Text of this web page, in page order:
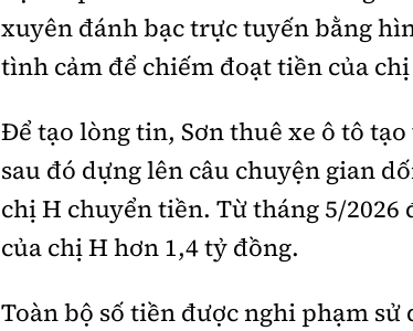
xuyên đánh bạc trực tuyến bằng
tình cảm để chiếm đoạt tiền của
Để tạo lòng tin, Sơn thuê xe ô tô
sau đó dựng lên câu chuyện gian
chị H chuyển tiền. Từ tháng 5/2026
của chị H hơn 1,4 tỷ đồng.
Toàn bộ số tiền được nghi phạm